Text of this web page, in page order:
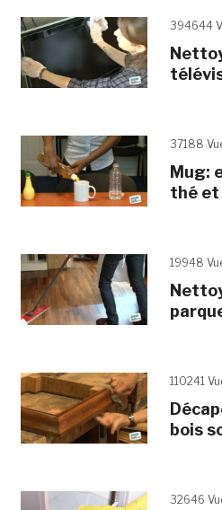
394644
37188
Mug:
thé et
19948
110241
bois
32646